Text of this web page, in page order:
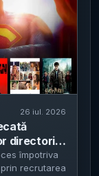
26 iul. 2026
directori
un
în 2027
împotriva
recrutarea